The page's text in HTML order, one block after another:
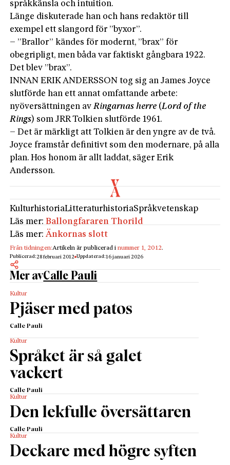
språkkänsla och intuition.
Länge diskuterade han och hans redaktör till
exempel ett slangord för ”byxor”.
– ”Brallor” kändes för modernt, ”brax” för
obegripligt, men båda var faktiskt gångbara 1922.
Det blev ”brax”.
INNAN ERIK ANDERSSON tog sig an James Joyce
slutförde han ett annat omfattande arbete:
nyöversättningen avRingarnas herre (Lord of the
Rings) som JRR Tolkien slutförde 1961.
– Det är märkligt att Tolkien är den yngre av de två.
Joyce framstår definitivt som den modernare, på alla
plan. Hos honom är allt laddat, säger Erik
Andersson.
KulturhistoriaLitteraturhistoriaSpråkvetenskap
Läs mer:Ballongfararen Thorild
Läs mer:Änkornas slott
Från tidningen:Artikeln är publicerad inummer 1, 2012.
Publicerad:28 februari 2012 Uppdaterad:16 januari 2026
Mer avCalle Pauli
Kultur
Pjäser med patos
Calle Pauli
Kultur
Språket är så galet
vackert
Calle Pauli
Kultur
Den lekfulle översättaren
Calle Pauli
Kultur
Deckare med högre syften